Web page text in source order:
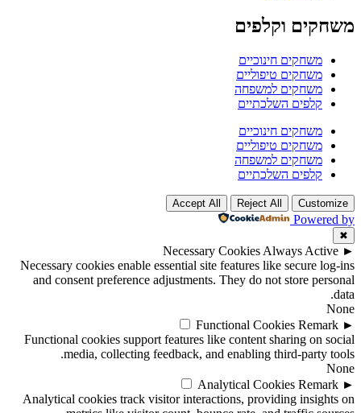
משחקים וקלפים
משחקים חינוכיים
משחקים טיפוליים
משחקים למשפחה
קלפים השלכתיים
משחקים חינוכיים
משחקים טיפוליים
משחקים למשפחה
קלפים השלכתיים
Customize
Reject All
Accept All
Powered by
✖
►
Necessary Cookies Always Active
Necessary cookies enable essential site features like secure log-ins
and consent preference adjustments. They do not store personal
data.
None
►
Functional Cookies Remark
Functional cookies support features like content sharing on social
media, collecting feedback, and enabling third-party tools.
None
►
Analytical Cookies Remark
Analytical cookies track visitor interactions, providing insights on